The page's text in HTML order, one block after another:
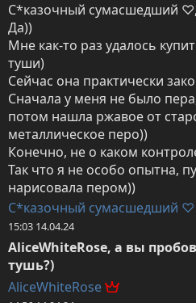
С*казочный сумасшедший ♡,
Да))
Мне как-то раз удалось
туши)
Сейчас она практически
Сначала у меня не было
потом нашла ржавое от
металлическое перо))
Конечно, не о каком
Так что я не особо опытна,
нарисовала пером))
С*казочный сумасшедший ♡
15:03 14.04.24
AliceWhiteRose, а вы
тушь?)
AliceWhiteRose